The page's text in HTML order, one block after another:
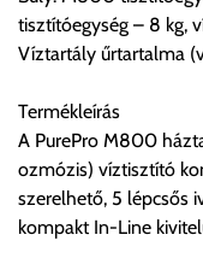
költséget válassza ki.
Amennyiben nem
a 0.- forintos
termék adatait, majd
Ingyenes szállítási
Egyes termékek
tisztítóegység – 8 kg,
Víztartály űrtartalma
Termékleírás
A PurePro M800
ozmózis) víztisztító
szerelhető, 5 lépcsős
kompakt In-Line